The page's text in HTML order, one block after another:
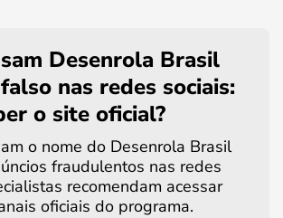
Desenrola Brasil
nas redes sociais:
o site oficial?
o nome do Desenrola Brasil
fraudulentos nas redes
recomendam acessar
oficiais do programa.